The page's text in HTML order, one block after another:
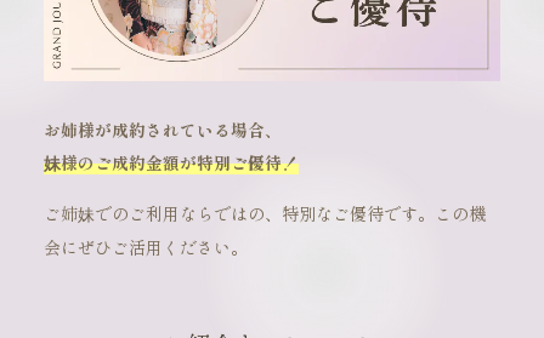
お姉様が成約されている場合、
妹様のご成約金額が特別ご優待！
ご姉妹でのご利用ならではの、特別なご優待です。この機
会にぜひご活用ください。